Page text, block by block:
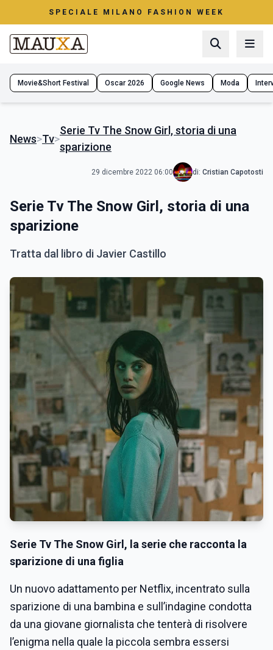
SPECIALE MILANO FASHION WEEK
Movie&Short Festival Oscar 2026 Google News Moda
News>Tv>
Serie Tv The Snow Girl, storia di una
sparizione
29 dicembre 2022 06:00 di: Cristian Capotosti
Serie Tv The Snow Girl, storia di una
sparizione
Tratta dal libro di Javier Castillo
Serie Tv The Snow Girl, la serie che racconta la
sparizione di una figlia
Un nuovo adattamento per Netflix, incentrato sulla
sparizione di una bambina e sull’indagine condotta
da una giovane giornalista che tenterà di risolvere
l’enigma nella quale la piccola sembra essersi